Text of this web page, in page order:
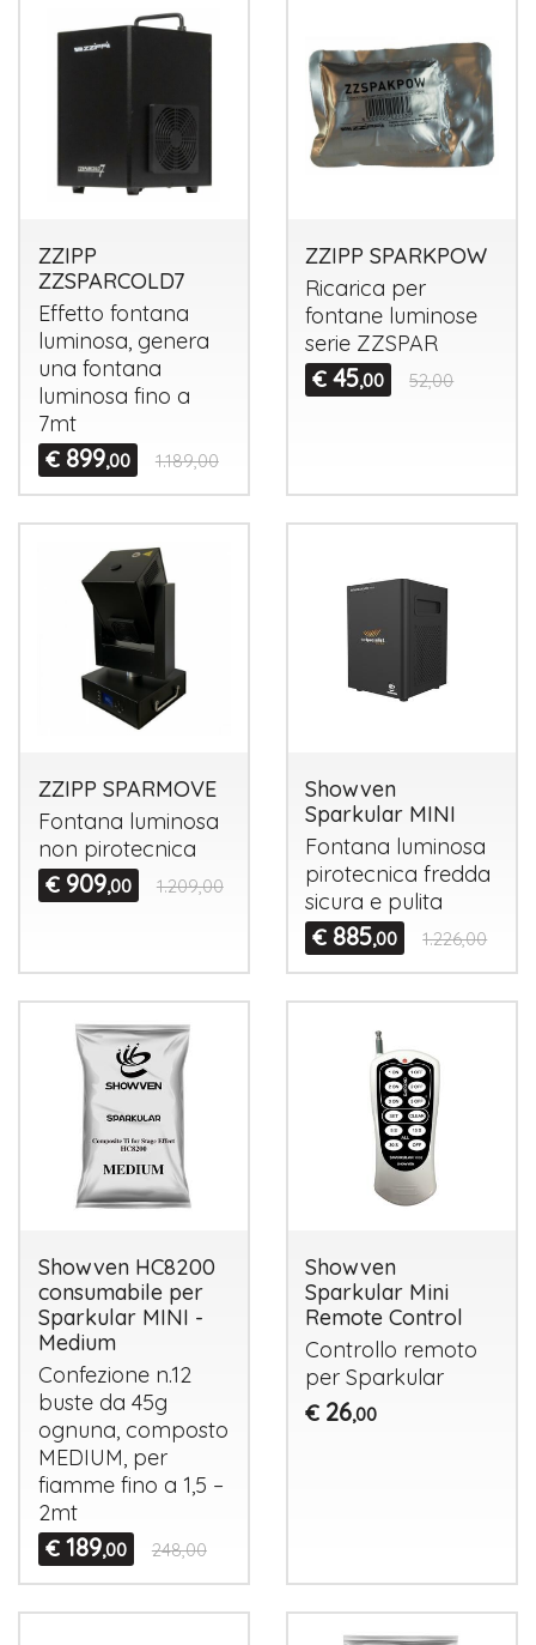
ZZIPP
ZZSPARCOLD7
Effetto fontana
luminosa, genera
una fontana
luminosa fino a
7mt
€ 899,00 1.189,00
ZZIPP SPARKPOW
Ricarica per
fontane luminose
serie ZZSPAR
€ 45,00 52,00
ZZIPP SPARMOVE
Fontana luminosa
non pirotecnica
€ 909,00 1.209,00
Showven
Sparkular MINI
Fontana luminosa
pirotecnica fredda
sicura e pulita
€ 885,00 1.226,00
Showven HC8200
consumabile per
Sparkular MINI -
Medium
Confezione n.12
buste da 45g
ognuna, composto
MEDIUM , per
fiamme fino a 1,5 –
2mt
€ 189,00 248,00
Showven
Sparkular Mini
Remote Control
Controllo remoto
per Sparkular
€ 26,00